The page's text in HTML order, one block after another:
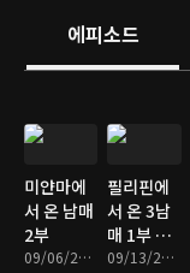
에피소드
미얀마에
서 온 남매
2부
09/06/2016 • 46분
필리핀에
서 온 3남
매 1부 엄
마 아빠의
09/13/2016 • 44분